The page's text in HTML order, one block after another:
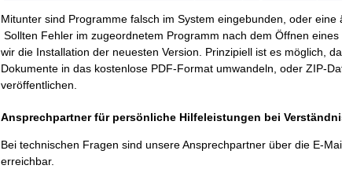
Mitunter sind Programme falsch im System eingebunden, oder eine
Sollten Fehler im zugeordnetem Programm nach dem Öffnen
wir die Installation der neuesten Version. Prinzipiell ist es möglich,
Dokumente in das kostenlose PDF-Format umwandeln, oder ZIP-
veröffentlichen.
Ansprechpartner für persönliche Hilfeleistungen bei
Bei technischen Fragen sind unsere Ansprechpartner über die E-
erreichbar.